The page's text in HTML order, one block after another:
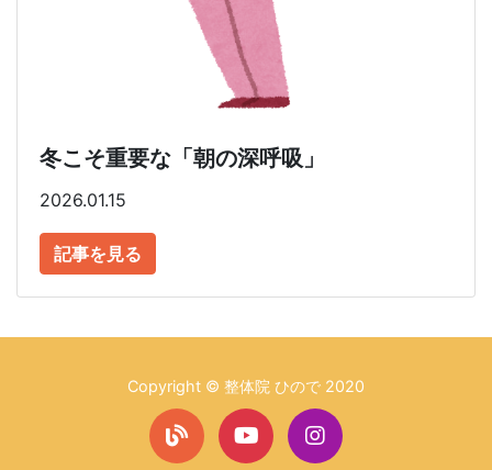
冬こそ重要な「朝の深呼吸」
2026.01.15
記事を見る
Copyright © 整体院 ひので 2020